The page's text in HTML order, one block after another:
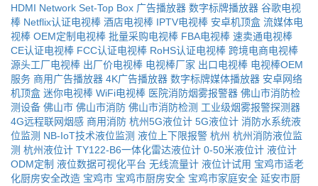
HDMI Network Set-Top Box 广告播放器 数字标牌播放器 谷歌电视
棒 Netflix认证电视棒 酒店电视棒 IPTV电视棒 安卓机顶盒 流媒体电
视棒 OEM定制电视棒 批量采购电视棒 FBA电视棒 速卖通电视棒
CE认证电视棒 FCC认证电视棒 RoHS认证电视棒 跨境电商电视棒
源头工厂电视棒 出厂价电视棒 电视棒厂家 出口电视棒 电视棒OEM
服务 商用广告播放器 4K广告播放器 数字标牌媒体播放器 安卓网络
机顶盒 迷你电视棒 WiFi电视棒 医院消防烟雾报警器 佛山市消防检
测设备 佛山市 佛山市消防 佛山市消防检测 工业级烟雾报警探测器
4G远程联网烟感 商用消防 杭州5G液位计 5G液位计 消防水系统液
位监测 NB-IoT技术液位监测 液位上下限报警 杭州 杭州消防液位监
测 杭州液位计 TY122-B6一体化雷达液位计 0-50米液位计 液位计
ODM定制 液位数据可视化平台 无线流量计 液位计试用 宝鸡市适老
化厨房安全改造 宝鸡市 宝鸡市厨房安全 宝鸡市家庭安全 延安市厨